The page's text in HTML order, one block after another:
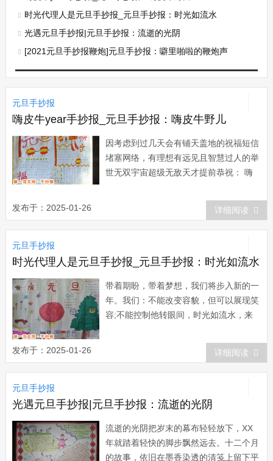
时光代理人是元旦手抄报_元旦手抄报：时光如流水
光遇元旦手抄报|元旦手抄报：流逝的光阴
[2021元旦手抄报鞭炮]元旦手抄报：噼里啪啦的鞭炮声
元旦手抄报
嗨皮牛year手抄报_元旦手抄报：嗨皮牛野儿
因考虑到过几天会有铺天盖地的祝福短信
堵塞网络，有理想有远见且智慧过人的举
世无双宇宙超级无敌天才提前恭祝： 嗨
的一年，学习上要取得新成绩，就要不懈
地努力，“一份耕耘一份收获”!学习并不仅
仅是兴趣，还是一种责任，是我应该做而
发布于：2025-01-26 详细阅读
元旦手抄报
时光代理人是元旦手抄报_元旦手抄报：时光如流水
带着期盼，带着梦想，我们将步入新的一
年。我们：不能改变容貌，但可以展现笑
容;不能控制他转眼间，时光如流水，来
年。历史翻开了崭新的一页，我们即将迎
来的是快节奏的都市化生活，时间一分一
秒的过去，每一刻我们都在进步着。...
发布于：2025-01-26 详细阅读
元旦手抄报
光遇元旦手抄报|元旦手抄报：流逝的光阴
流逝的光阴把岁末的幕布轻轻放下，XX
年就踏着轻快的脚步飘然远去。十二个月
的故事，依旧在墨香染透的清笺上留下平